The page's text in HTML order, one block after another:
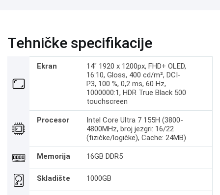
Tehničke specifikacije
Ekran
14" 1920 x 1200px, FHD+ OLED,
16:10, Gloss, 400 cd/m², DCI-
P3, 100 %, 0,2 ms, 60 Hz,
1000000:1, HDR True Black 500
touchscreen
Procesor
Intel Core Ultra 7 155H (3800-
4800MHz, broj jezgri: 16/22
(fizičke/logičke), Cache: 24MB)
Memorija 16GB DDR5
Skladište 1000GB